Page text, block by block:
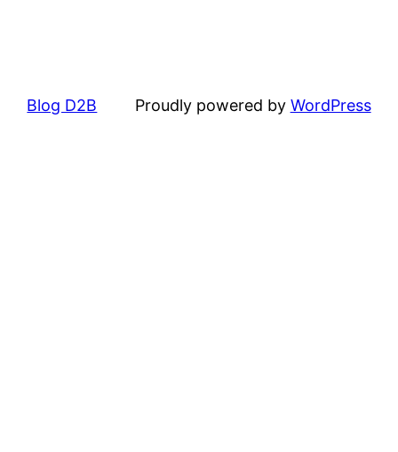
Blog D2B Proudly powered by WordPress